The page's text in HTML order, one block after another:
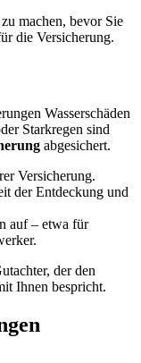
zu machen, bevor Sie
die Versicherung.
Wasserschäden
Starkregen sind
abgesichert.
Versicherung.
der Entdeckung und
auf – etwa für
der den
Ihnen bespricht.